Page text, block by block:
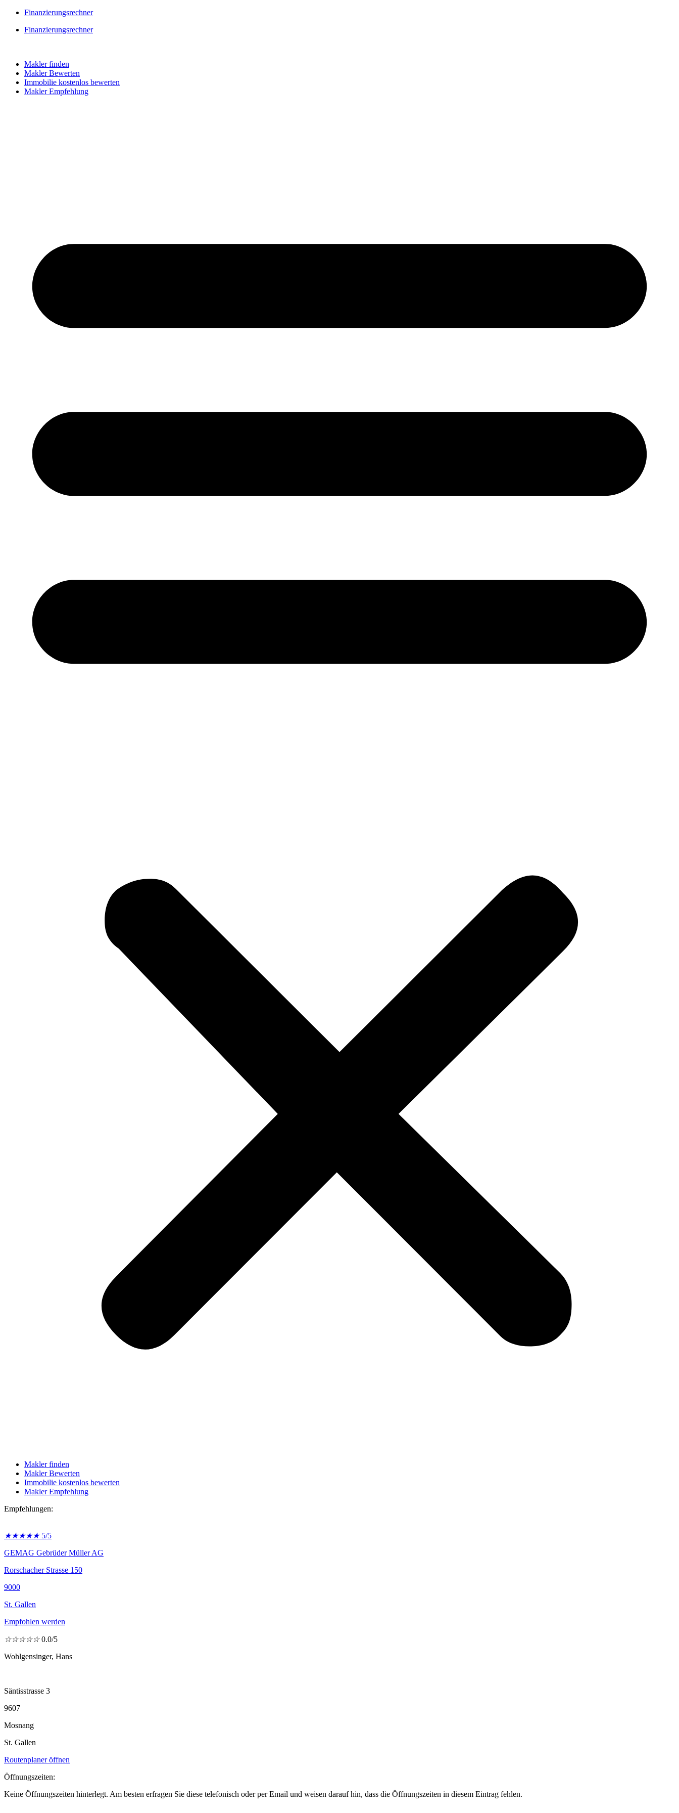
Skip
content
Finanzierungsrechner
Finanzierungsrechner
Makler finden
Makler Bewerten
Immobilie kostenlos bewerten
Makler Empfehlung
Makler finden
Makler Bewerten
Immobilie kostenlos bewerten
Makler Empfehlung
Empfehlungen:
★★★★★ 5/5
GEMAG Gebrüder Müller AG
Rorschacher Strasse 150
9000
St. Gallen
Empfohlen werden
☆☆☆☆☆ 0.0/5
Wohlgensinger, Hans
Säntisstrasse 3
9607
Mosnang
St. Gallen
Routenplaner öffnen
Öffnungszeiten:
Keine Öffnungszeiten hinterlegt. Am besten erfragen Sie diese telefonisch oder per Email und weisen darauf hin, dass die Öffnungszeiten in diesem Eintrag fehlen.